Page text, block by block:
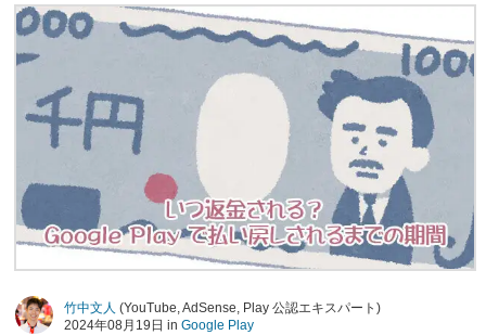
竹中文人 (YouTube, AdSense, Play 公認エキスパート)
2024年08月19日 in Google Play